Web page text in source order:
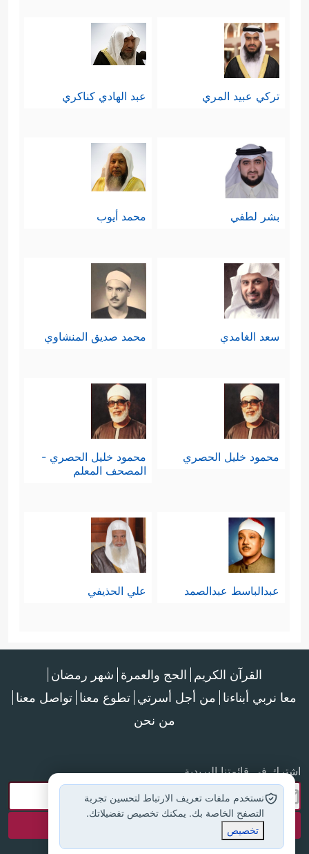
تركي عبيد المري عبد الهادي كناكري
بشر لطفي محمد أيوب
سعد الغامدي محمد صديق المنشاوي
محمود خليل الحصري
محمود خليل الحصري -
المصحف المعلم
عبدالباسط عبدالصمد علي الحذيفي
القرآن الكريم الحج والعمرة شهر رمضان
معا نربي أبناءنا من أجل أسرتي تطوع معنا تواصل معنا
من نحن
اشترك في قائمتنا البريدية
نستخدم ملفات تعريف الارتباط لتحسين تجربة
التصفح الخاصة بك. يمكنك تخصيص تفضيلاتك.
تخصيص